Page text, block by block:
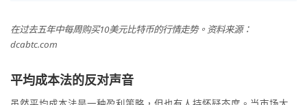
在过去五年中每周购买10美元比特币的行情走势。资料来源：
dcabtc.com
平均成本法的反对声音